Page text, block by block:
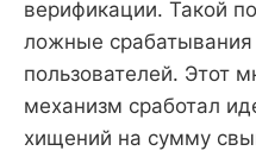
верификации. Такой
ложные
пользователей. Этот
механизм сработал
хищений на сумму